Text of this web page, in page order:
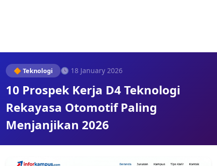
🔶 Teknologi 🕓 18 January 2026
10 Prospek Kerja D4 Teknologi
Rekayasa Otomotif Paling
Menjanjikan 2026